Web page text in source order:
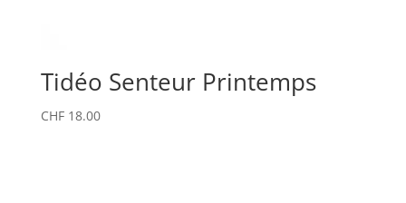
Tidéo Senteur Printemps
CHF18.00